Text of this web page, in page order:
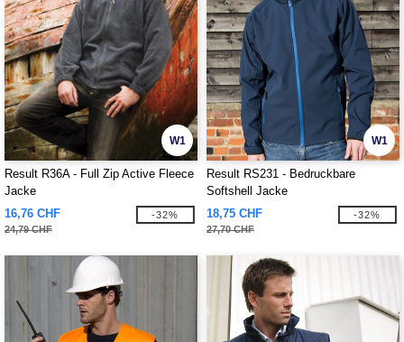
W1
Result R36A - Full Zip Active Fleece
Jacke
16,76 CHF
24,79 CHF
-32%
W1
Result RS231 - Bedruckbare
Softshell Jacke
18,75 CHF
27,70 CHF
-32%